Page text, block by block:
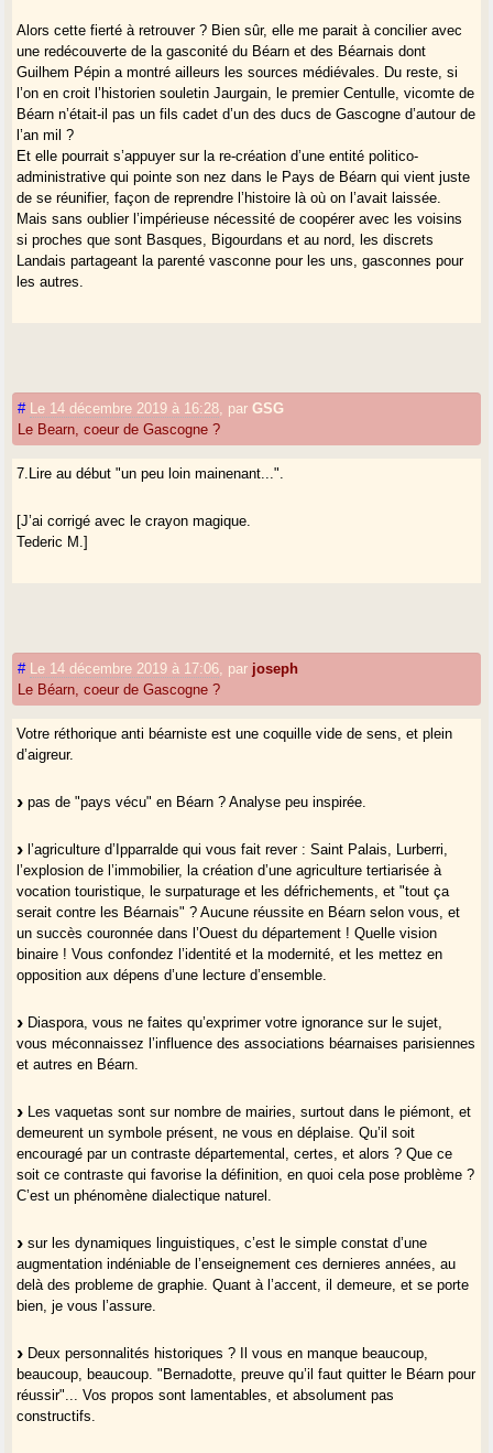
Alors cette fierté à retrouver ? Bien sûr, elle me parait à concilier avec
une redécouverte de la gasconité du Béarn et des Béarnais dont
Guilhem Pépin a montré ailleurs les sources médiévales. Du reste, si
l’on en croit l’historien souletin Jaurgain, le premier Centulle, vicomte de
Béarn n’était-il pas un fils cadet d’un des ducs de Gascogne d’autour de
l’an mil ?
Et elle pourrait s’appuyer sur la re-création d’une entité politico-
administrative qui pointe son nez dans le Pays de Béarn qui vient juste
de se réunifier, façon de reprendre l’histoire là où on l’avait laissée.
Mais sans oublier l’impérieuse nécessité de coopérer avec les voisins
si proches que sont Basques, Bigourdans et au nord, les discrets
Landais partageant la parenté vasconne pour les uns, gasconnes pour
les autres.
# Le 14 décembre 2019 à 16:28 parGSG
Le Bearn, coeur de Gascogne ?
7.Lire au début "un peu loin mainenant...".
[J’ai corrigé avec le crayon magique.
Tederic M.]
# Le 14 décembre 2019 à 17:06 par joseph
Le Béarn, coeur de Gascogne ?
Votre réthorique anti béarniste est une coquille vide de sens, et plein
d’aigreur.
pas de "pays vécu" en Béarn ? Analyse peu inspirée.
l’agriculture d’Ipparralde qui vous fait rever : Saint Palais, Lurberri,
l’explosion de l’immobilier, la création d’une agriculture tertiarisée à
vocation touristique, le surpaturage et les défrichements, et "tout ça
serait contre les Béarnais" ? Aucune réussite en Béarn selon vous, et
un succès couronnée dans l’Ouest du département ! Quelle vision
binaire ! Vous confondez l’identité et la modernité, et les mettez en
opposition aux dépens d’une lecture d’ensemble.
Diaspora, vous ne faites qu’exprimer votre ignorance sur le sujet,
vous méconnaissez l’influence des associations béarnaises parisiennes
et autres en Béarn.
Les vaquetas sont sur nombre de mairies, surtout dans le piémont, et
demeurent un symbole présent, ne vous en déplaise. Qu’il soit
encouragé par un contraste départemental, certes, et alors ? Que ce
soit ce contraste qui favorise la définition, en quoi cela pose problème ?
C’est un phénomène dialectique naturel.
sur les dynamiques linguistiques, c’est le simple constat d’une
augmentation indéniable de l’enseignement ces dernieres années, au
delà des probleme de graphie. Quant à l’accent, il demeure, et se porte
bien, je vous l’assure.
Deux personnalités historiques ? Il vous en manque beaucoup,
beaucoup, beaucoup. "Bernadotte, preuve qu’il faut quitter le Béarn pour
réussir"... Vos propos sont lamentables, et absolument pas
constructifs.